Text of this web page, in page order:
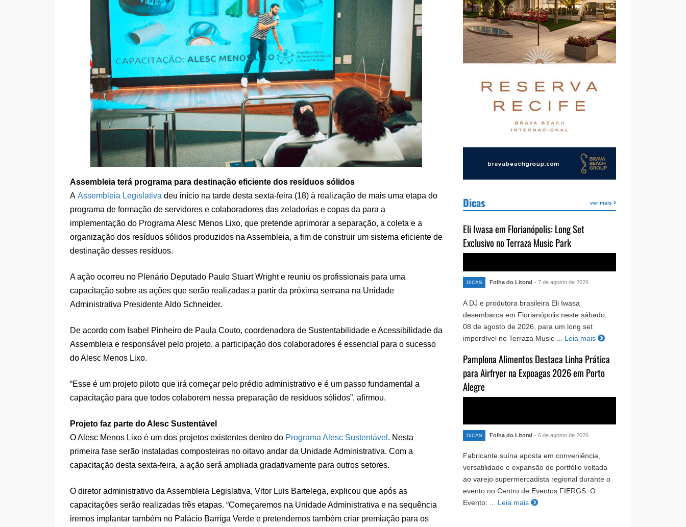
Assembleia terá programa para destinação eficiente dos resíduos sólidos
A Assembleia Legislativa deu início na tarde desta sexta-feira (18) à realização de mais uma etapa do
programa de formação de servidores e colaboradores das zeladorias e copas da para a
implementação do Programa Alesc Menos Lixo, que pretende aprimorar a separação, a coleta e a
organização dos resíduos sólidos produzidos na Assembleia, a fim de construir um sistema eficiente de
destinação desses resíduos.
A ação ocorreu no Plenário Deputado Paulo Stuart Wright e reuniu os profissionais para uma
capacitação sobre as ações que serão realizadas a partir da próxima semana na Unidade
Administrativa Presidente Aldo Schneider.
De acordo com Isabel Pinheiro de Paula Couto, coordenadora de Sustentabilidade e Acessibilidade da
Assembleia e responsável pelo projeto, a participação dos colaboradores é essencial para o sucesso
do Alesc Menos Lixo.
“Esse é um projeto piloto que irá começar pelo prédio administrativo e é um passo fundamental a
capacitação para que todos colaborem nessa preparação de resíduos sólidos”, afirmou.
Projeto faz parte do Alesc Sustentável
O Alesc Menos Lixo é um dos projetos existentes dentro do Programa Alesc Sustentável . Nesta
primeira fase serão instaladas composteiras no oitavo andar da Unidade Administrativa. Com a
capacitação desta sexta-feira, a ação será ampliada gradativamente para outros setores.
O diretor administrativo da Assembleia Legislativa, Vitor Luis Bartelega, explicou que após as
capacitações serão realizadas três etapas. “Começaremos na Unidade Administrativa e na sequência
iremos implantar também no Palácio Barriga Verde e pretendemos também criar premiação para os
Dicas ver mais
Eli Iwasa em Florianópolis: Long Set
Exclusivo no Terraza Music Park
DICAS Folha do Litoral - 7 de agosto de 2026
A DJ e produtora brasileira Eli Iwasa
desembarca em Florianópolis neste sábado,
08 de agosto de 2026, para um long set
imperdível no Terraza Music ...
Leia mais
Pamplona Alimentos Destaca Linha Prática
para Airfryer na Expoagas 2026 em Porto
Alegre
DICAS Folha do Litoral - 6 de agosto de 2026
Fabricante suína aposta em conveniência,
versatilidade e expansão de portfólio voltada
ao varejo supermercadista regional durante o
evento no Centro de Eventos FIERGS. O
Evento: ... Leia mais